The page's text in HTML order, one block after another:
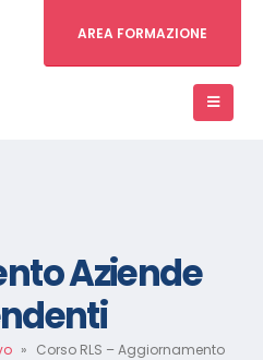
AREA FORMAZIONE
Aziende
» Corso RLS – Aggiornamento